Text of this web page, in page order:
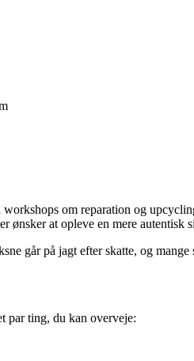
om reparation og
ønsker at opleve en mere autentisk
går på jagt efter skatte, og
par ting, du kan overveje: